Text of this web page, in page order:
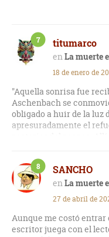
titumarco
La muerte
7
18 de enero de
"Aquella sonrisa fue
Aschenbach se
obligado a huir de la luz
apresuradamente el
posterior del parque.
amonestaciones,
mismo tiempo: '¡No
a nadie!'. Se arrojó en un
nocturno de las plantas."
Novela que aborda el
Gustav Aschenbach,
adolescente polaco,
SANCHO
La muerte
8
27 de abril de
Aunque me costó entrar
escritor juega con el